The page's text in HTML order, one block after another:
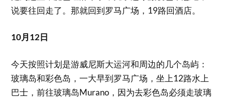
说要往回走了。那就回到罗马广场，19路回酒店。
10月12日
今天按照计划是游威尼斯大运河和周边的几个岛屿：
玻璃岛和彩色岛，一大早到罗马广场，坐上12路水上
巴士，前往玻璃岛Murano，因为去彩色岛必须走玻璃